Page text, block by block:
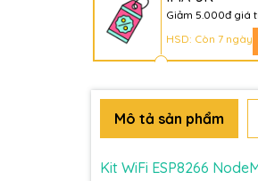
Giảm 5.000đ giá
HSD: Còn 7 ngày
Mô tả sản phẩm
Kit WiFi ESP8266